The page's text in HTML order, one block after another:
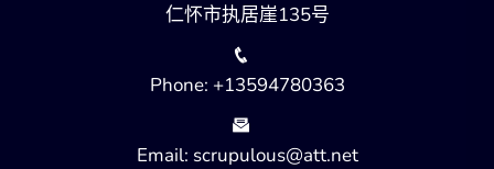
仁怀市执居崖135号
Phone: +13594780363
Email: scrupulous@att.net